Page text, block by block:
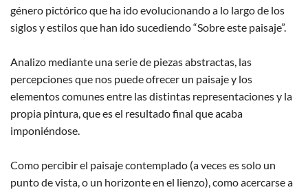
género pictórico que ha ido evolucionando a lo largo de los
siglos y estilos que han ido sucediendo “Sobre este paisaje”.
Analizo mediante una serie de piezas abstractas, las
percepciones que nos puede ofrecer un paisaje y los
elementos comunes entre las distintas representaciones y la
propia pintura, que es el resultado final que acaba
imponiéndose.
Como percibir el paisaje contemplado (a veces es solo un
punto de vista, o un horizonte en el lienzo), como acercarse a